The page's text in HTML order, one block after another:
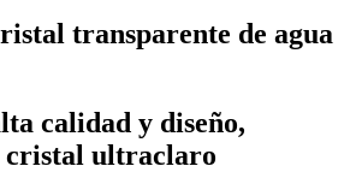
transparente de agua
calidad y diseño,
cristal ultraclaro